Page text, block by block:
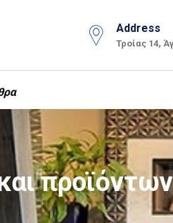
Address
Τροίας 14,
προϊόντων